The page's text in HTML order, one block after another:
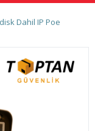
Dahil IP Poe